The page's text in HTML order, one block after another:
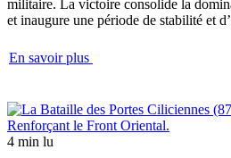
militaire. La victoire consolide la
et inaugure une période de stabilité et
En savoir plus
4 min lu